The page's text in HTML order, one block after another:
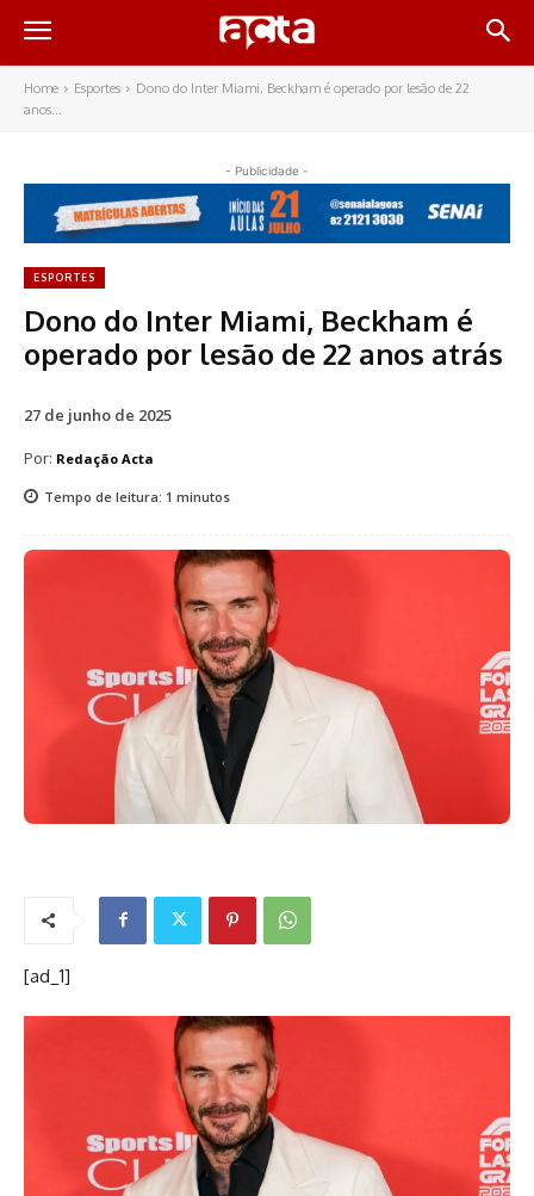
Home Esportes
Dono do Inter Miami, Beckham é operado por lesão de 22
anos...
- Publicidade -
ESPORTES
Dono do Inter Miami, Beckham é
operado por lesão de 22 anos atrás
27 de junho de 2025
Por: Redação Acta
Tempo de leitura: 1 minutos
[ad_1]